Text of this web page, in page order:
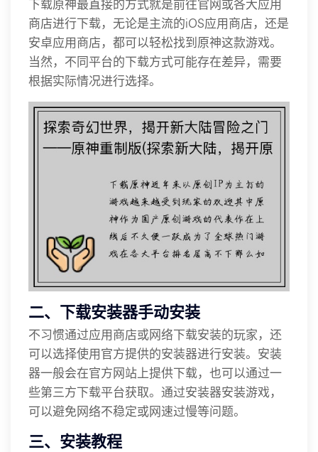
下载原神最直接的方式就是前往官网或各大应用
商店进行下载，无论是主流的iOS应用商店，还是
安卓应用商店，都可以轻松找到原神这款游戏。
当然，不同平台的下载方式可能存在差异，需要
根据实际情况进行选择。
二、下载安装器手动安装
不习惯通过应用商店或网络下载安装的玩家，还
可以选择使用官方提供的安装器进行安装。安装
器一般会在官方网站上提供下载，也可以通过一
些第三方下载平台获取。通过安装器安装游戏，
可以避免网络不稳定或网速过慢等问题。
三、安装教程